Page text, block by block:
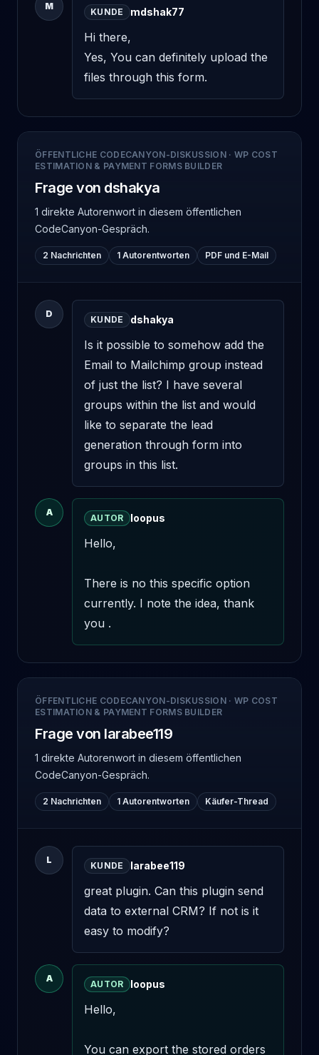
M
KUNDE mdshak77
Hi there,
Yes, You can definitely upload the
files through this form.
ÖFFENTLICHE CODECANYON-DISKUSSION· WP COST
ESTIMATION & PAYMENT FORMS BUILDER
Frage von dshakya
1 direkte Autorenwort in diesem öffentlichen
CodeCanyon-Gespräch.
2 Nachrichten 1 Autorentworten PDF und E-Mail
D
KUNDE dshakya
Is it possible to somehow add the
Email to Mailchimp group instead
of just the list? I have several
groups within the list and would
like to separate the lead
generation through form into
groups in this list.
A
AUTOR loopus
Hello,
There is no this specific option
currently. I note the idea, thank
you .
ÖFFENTLICHE CODECANYON-DISKUSSION· WP COST
ESTIMATION & PAYMENT FORMS BUILDER
Frage von larabee119
1 direkte Autorenwort in diesem öffentlichen
CodeCanyon-Gespräch.
2 Nachrichten 1 Autorentworten Käufer-Thread
L
KUNDE larabee119
great plugin. Can this plugin send
data to external CRM? If not is it
easy to modify?
A
AUTOR loopus
Hello,
You can export the stored orders